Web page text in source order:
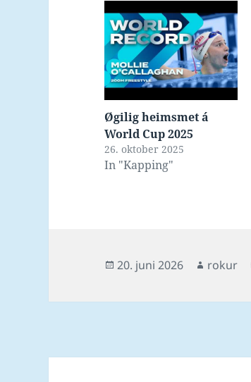
Øgilig heimsmet á
World Cup 2025
26. oktober 2025
In "Kapping"
Posted
20. juni 2026 Author
rokur